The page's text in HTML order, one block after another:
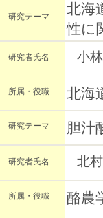
研究テーマ
北海
性に
研究者氏名 小
所属・役職 北海
研究テーマ 胆汁
研究者氏名 北
所属・役職 酪農